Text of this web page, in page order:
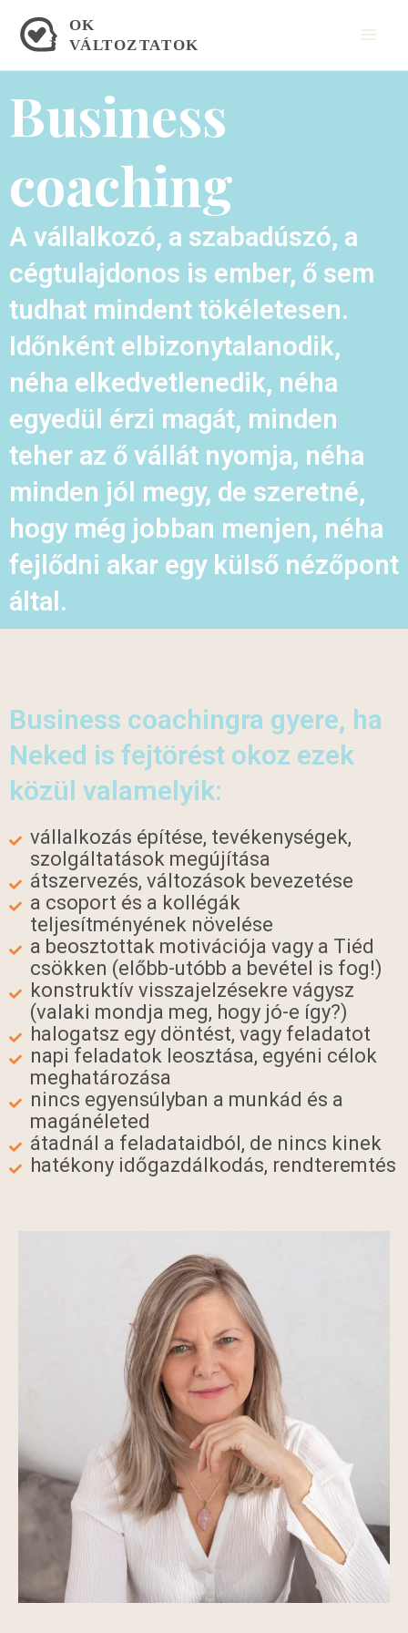
Business
coaching
A vállalkozó, a szabadúszó, a
cégtulajdonos is ember, ő sem
tudhat mindent tökéletesen.
Időnként elbizonytalanodik,
néha elkedvetlenedik, néha
egyedül érzi magát, minden
teher az ő vállát nyomja, néha
minden jól megy, de szeretné,
hogy még jobban menjen, néha
fejlődni akar egy külső nézőpont
által.
Business coachingra gyere, ha
Neked is fejtörést okoz ezek
közül valamelyik:
vállalkozás építése, tevékenységek,
szolgáltatások megújítása
átszervezés, változások bevezetése
a csoport és a kollégák
teljesítményének növelése
a beosztottak motivációja vagy a Tiéd
csökken (előbb-utóbb a bevétel is fog!)
konstruktív visszajelzésekre vágysz
(valaki mondja meg, hogy jó-e így?)
halogatsz egy döntést, vagy feladatot
napi feladatok leosztása, egyéni célok
meghatározása
nincs egyensúlyban a munkád és a
magánéleted
átadnál a feladataidból, de nincs kinek
hatékony időgazdálkodás, rendteremtés